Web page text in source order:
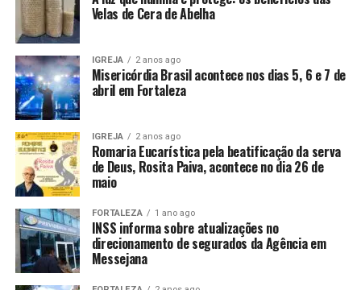
Velas de Cera de Abelha
IGREJA 2 anos ago
Misericórdia Brasil acontece nos dias 5, 6 e 7 de
abril em Fortaleza
IGREJA 2 anos ago
Romaria Eucarística pela beatificação da serva
de Deus, Rosita Paiva, acontece no dia 26 de
maio
FORTALEZA 1 ano ago
INSS informa sobre atualizações no
direcionamento de segurados da Agência em
Messejana